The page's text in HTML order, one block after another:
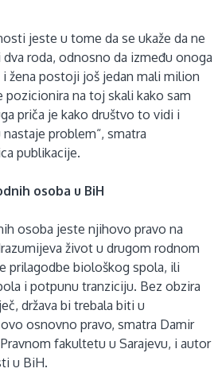
jeste u tome da se ukaže da ne
roda, odnosno da između onoga
žena postoji još jedan mali milion
pozicionira na toj skali kako sam
priča je kako društvo to vidi i
problem“, smatra
publikacije.
osoba u BiH
osoba jeste njihovo pravo na
život u drugom rodnom
prilagodbe biološkog spola, ili
i potpunu tranziciju. Bez obzira
država bi trebala biti u
osnovno pravo, smatra Damir
fakultetu u Sarajevu, i autor
u BiH.